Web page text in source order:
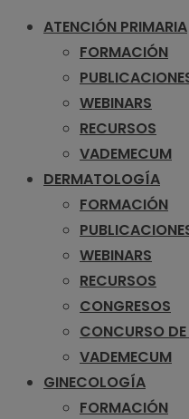
ATENCIÓN PRIMARIA
FORMACIÓN
WEBINARS
RECURSOS
VADEMECUM
DERMATOLOGÍA
FORMACIÓN
WEBINARS
RECURSOS
CONGRESOS
CONCURSO
VADEMECUM
GINECOLOGÍA
FORMACIÓN